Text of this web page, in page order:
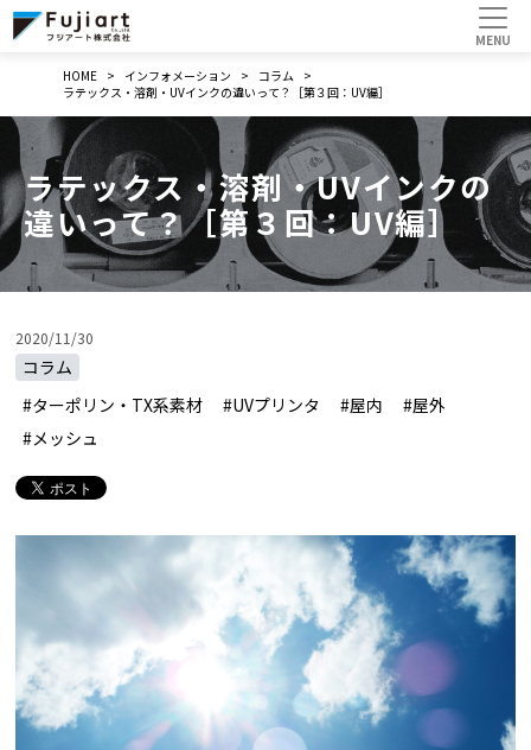
HOME インフォメーション
コラム
ラテックス・溶剤・UVインクの違いって？［第３回：UV編］
ラテックス・溶剤・UVインクの
違いって？［第３回：UV編］
2020/11/30
コラム
#ターポリン・TX系素材
#UVプリンタ #屋内
#屋外
#メッシュ